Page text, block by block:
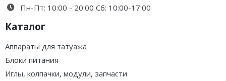
Пн-Пт: 10:00 - 20:00 Сб: 10:00-17:00
Каталог
Аппараты для татуажа
Блоки питания
Иглы, колпачки, модули, запчасти